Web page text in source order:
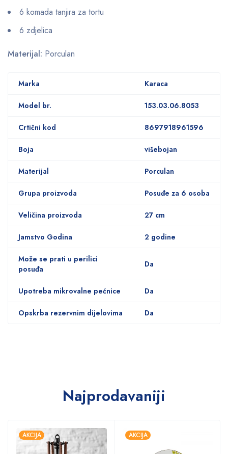
6 komada tanjira za tortu
6 zdjelica
Materijal: Porculan
Marka Karaca
Model br. 153.03.06.8053
Crtični kod 8697918961596
Boja višebojan
Materijal Porculan
Grupa proizvoda Posuđe za 6 osoba
Veličina proizvoda 27 cm
Jamstvo Godina 2 godine
Može se prati u perilici
posuđa
Da
Upotreba mikrovalne pećnice Da
Opskrba rezervnim dijelovima Da
Najprodavaniji
AKCIJA AKCIJA